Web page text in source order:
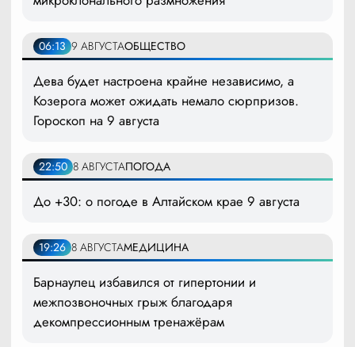
06:13 9 АВГУСТАОБЩЕСТВО
Дева будет настроена крайне независимо, а
Козерога может ожидать немало сюрпризов.
Гороскоп на 9 августа
22:50 8 АВГУСТАПОГОДА
До +30: о погоде в Алтайском крае 9 августа
19:26 8 АВГУСТАМЕДИЦИНА
Барнаулец избавился от гипертонии и
межпозвоночных грыж благодаря
декомпрессионным тренажёрам